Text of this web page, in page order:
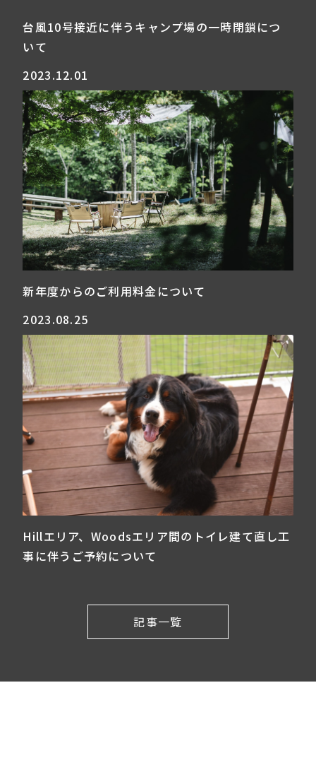
台風10号接近に伴うキャンプ場の一時閉鎖につ
いて
2023.12.01
新年度からのご利用料金について
2023.08.25
Hillエリア、Woodsエリア間のトイレ建て直し工
事に伴うご予約について
記事一覧